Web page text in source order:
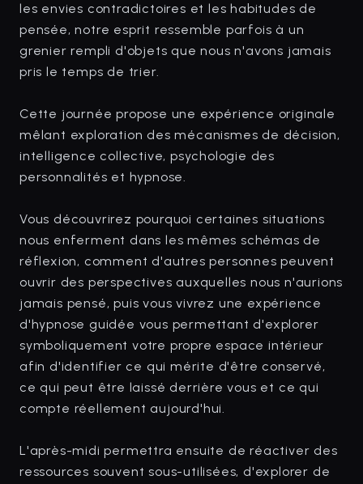
les envies contradictoires et les habitudes de
pensée, notre esprit ressemble parfois à un
grenier rempli d'objets que nous n'avons jamais
pris le temps de trier.
Cette journée propose une expérience originale
mêlant exploration des mécanismes de décision,
intelligence collective, psychologie des
personnalités et hypnose.
Vous découvrirez pourquoi certaines situations
nous enferment dans les mêmes schémas de
réflexion, comment d'autres personnes peuvent
ouvrir des perspectives auxquelles nous n'aurions
jamais pensé, puis vous vivrez une expérience
d'hypnose guidée vous permettant d'explorer
symboliquement votre propre espace intérieur
afin d'identifier ce qui mérite d'être conservé,
ce qui peut être laissé derrière vous et ce qui
compte réellement aujourd'hui.
L'après-midi permettra ensuite de réactiver des
ressources souvent sous-utilisées, d'explorer de